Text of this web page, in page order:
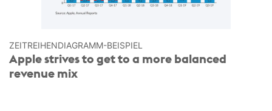
ZEITREIHEN­DIAGRAMM-BEISPIEL
Apple strives to get to a more balanced
revenue mix